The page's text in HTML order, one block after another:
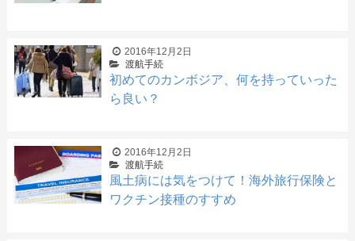
2016年12月2日
渡航手続
初めてのカンボジア、何を持っていった
ら良い？
2016年12月2日
渡航手続
風土病には気をつけて！海外旅行保険と
ワクチン接種のすすめ